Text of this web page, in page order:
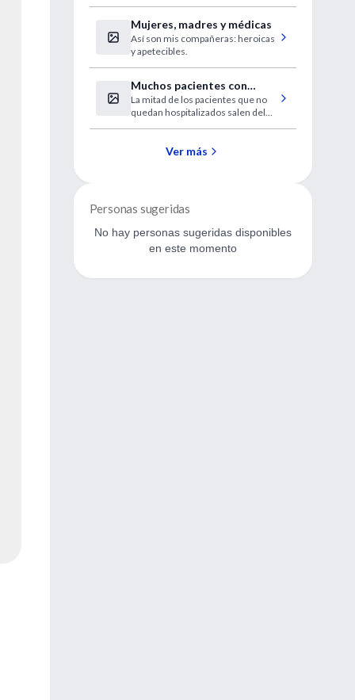
Mujeres, madres y médicas
Así son mis compañeras: heroicas
y apetecibles.
Muchos pacientes con
autolesiones no reciben
tratamiento psiquiátrico
La mitad de los pacientes que no
quedan hospitalizados salen del
Ver más
Personas sugeridas
No hay personas sugeridas disponibles
en este momento